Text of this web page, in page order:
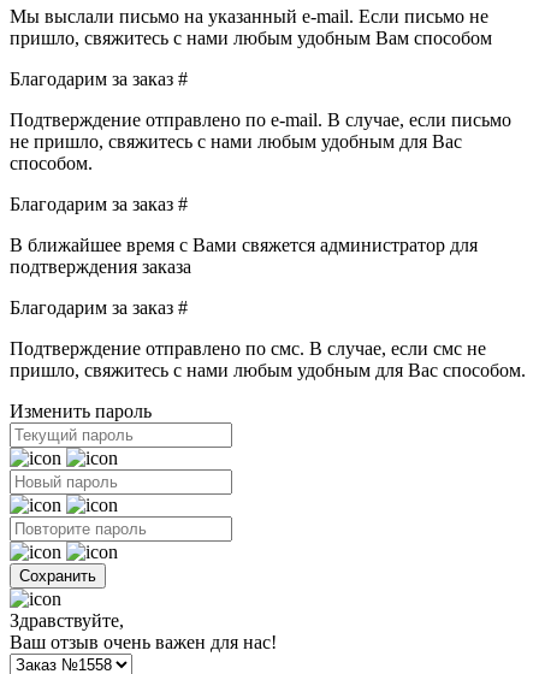
Мы выслали письмо на указанный e‑mail. Если письмо не
пришло, свяжитесь с нами любым удобным Вам способом
Благодарим за заказ #
Подтверждение отправлено по e‑mail. В случае, если письмо
не пришло, свяжитесь с нами любым удобным для Вас
способом.
Благодарим за заказ #
В ближайшее время с Вами свяжется администратор для
подтверждения заказа
Благодарим за заказ #
Подтверждение отправлено по смс. В случае, если смс не
пришло, свяжитесь с нами любым удобным для Вас способом.
Изменить пароль
Здравствуйте,
Ваш отзыв очень важен для нас!